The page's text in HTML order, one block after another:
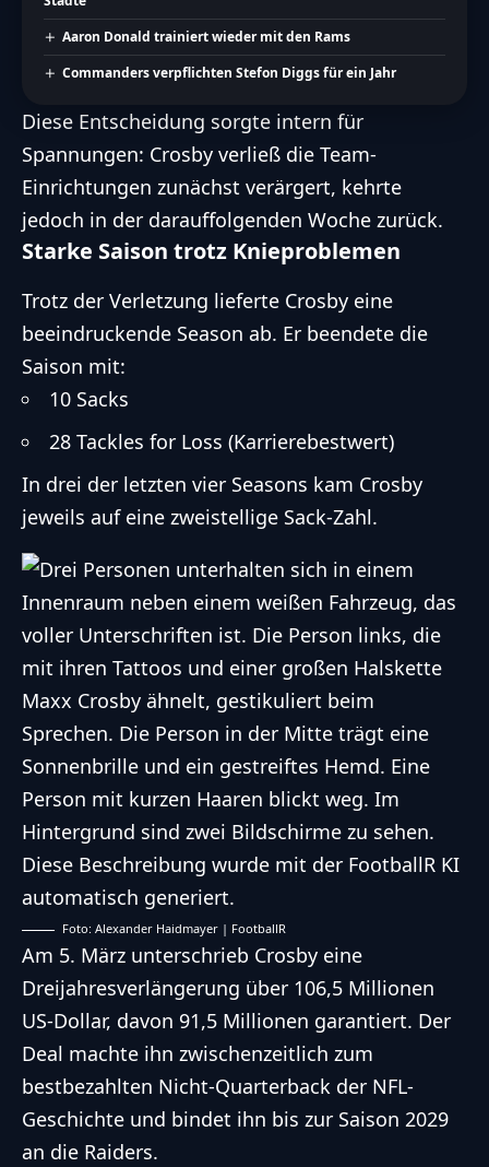
Aaron Donald trainiert wieder mit den Rams
Commanders verpflichten Stefon Diggs für ein Jahr
Diese Entscheidung sorgte intern für
Spannungen: Crosby verließ die Team-
Einrichtungen zunächst verärgert, kehrte
jedoch in der darauffolgenden Woche zurück.
Starke Saison trotz Knieproblemen
Trotz der Verletzung lieferte Crosby eine
beeindruckende Season ab. Er beendete die
Saison mit:
10 Sacks
28 Tackles for Loss (Karrierebestwert)
In drei der letzten vier Seasons kam Crosby
jeweils auf eine zweistellige Sack-Zahl.
Foto: Alexander Haidmayer | FootballR
Am 5. März unterschrieb Crosby eine
Dreijahresverlängerung über 106,5 Millionen
US-Dollar, davon 91,5 Millionen garantiert. Der
Deal machte ihn zwischenzeitlich zum
bestbezahlten Nicht-Quarterback der NFL-
Geschichte und bindet ihn bis zur Saison 2029
an die Raiders.